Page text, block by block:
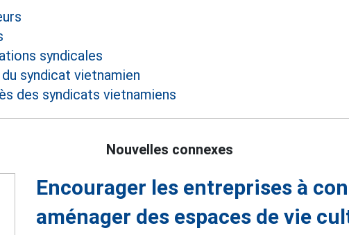
syndicales
syndicat vietnamien
des syndicats vietnamiens
Nouvelles connexes
Encourager les entreprises à
aménager des espaces de vie